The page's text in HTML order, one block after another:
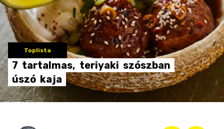
Toplista
7 tartalmas, teriyaki szószban
úszó kaja